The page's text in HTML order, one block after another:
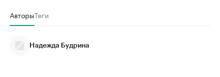
АвторыТеги
Надежда Будрина